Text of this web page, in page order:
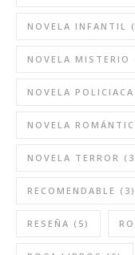
NOVELA INFANTIL
NOVELA MISTERIO
NOVELA POLICIACA
NOVELA
NOVELA TERROR
RECOMENDABLE (3)
RESEÑA (5)